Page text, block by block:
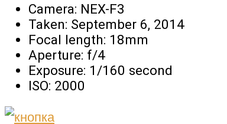
Camera: NEX-F3
Taken: September 6, 2014
Focal length: 18mm
Aperture: f/4
Exposure: 1/160 second
ISO: 2000